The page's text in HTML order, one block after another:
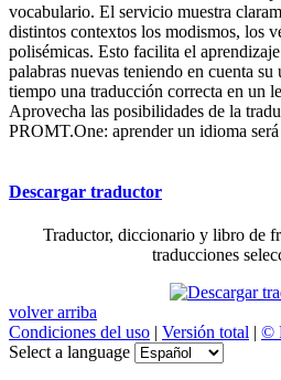
vocabulario. El servicio muestra
distintos contextos los modismos, los
polisémicas. Esto facilita el
palabras nuevas teniendo en cuenta
tiempo una traducción correcta en un
Aprovecha las posibilidades de la
PROMT.One: aprender un idioma
Descargar traductor
Traductor, diccionario y libro de
traducciones
volver arriba
Condiciones del uso | Versión total | ©
Select a language